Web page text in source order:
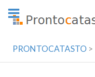
PRONTOCATASTO >